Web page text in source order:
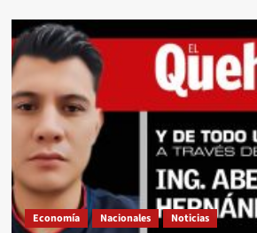
Economía Nacionales Noticias